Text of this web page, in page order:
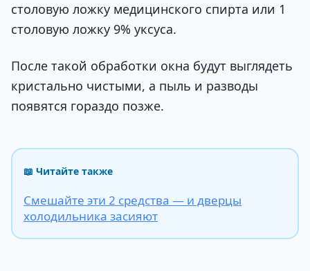
столовую ложку медицинского спирта или 1
столовую ложку 9% уксуса.
После такой обработки окна будут выглядеть
кристально чистыми, а пыль и разводы
появятся гораздо позже.
📖 Читайте также
Смешайте эти 2 средства — и дверцы
холодильника засияют